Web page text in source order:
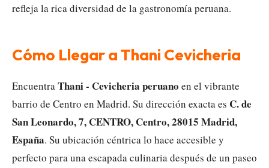
refleja la rica diversidad de la gastronomía peruana.
Cómo Llegar a Thani Cevicheria
EncuentraThani - Cevicheria peruano en el vibrante
barrio de Centro en Madrid. Su dirección exacta es C. de
San Leonardo, 7, CENTRO, Centro, 28015 Madrid,
España. Su ubicación céntrica lo hace accesible y
perfecto para una escapada culinaria después de un paseo